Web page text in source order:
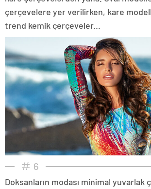
çerçevelere yer verilirken, kare
trend kemik çerçeveler...
6
Doksanların modası minimal yuvarlak